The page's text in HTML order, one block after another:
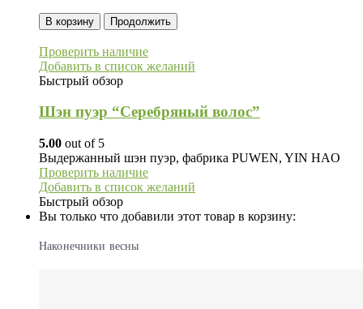
В корзину Продолжить
Проверить наличие
Добавить в список желаний
Быстрый обзор
Шэн пуэр “Серебряный волос”
5.00 out of 5
Выдержанный шэн пуэр, фабрика PUWEN, YIN HAO
Проверить наличие
Добавить в список желаний
Быстрый обзор
Вы только что добавили этот товар в корзину:
Наконечники весны